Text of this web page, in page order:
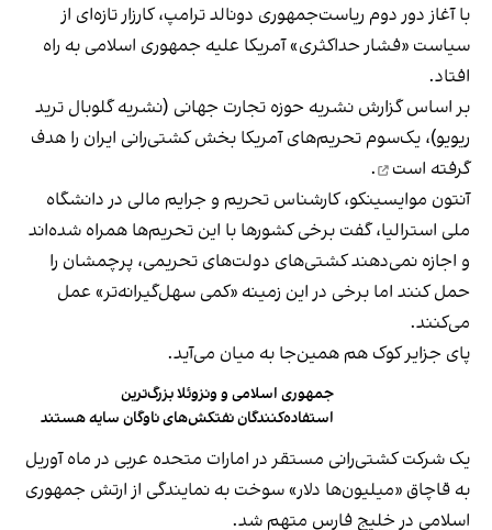
با آغاز دور دوم ریاست‌جمهوری دونالد ترامپ، کارزار تازه‌ای از
سیاست «فشار حداکثری»آمریکا علیه جمهوری اسلامی به راه
افتاد.
بر اساس گزارش نشریه حوزه تجارت جهانی (نشریه گلوبال ترید
ریویو)، یک‌سوم تحریم‌های آمریکا بخش کشتی‌رانی ایران را هدف
گرفته است
.
آنتون موایسینکو، کارشناس تحریم و جرایم مالی در دانشگاه
ملی استرالیا، گفت برخی کشورها با این تحریم‌ها همراه شده‌اند
و اجازه نمی‌دهند کشتی‌های دولت‌های تحریمی، پرچمشان را
حمل کنند اما برخی در این زمینه «کمی سهل‌گیرانه‌تر» عمل
می‌کنند.
پای جزایر کوک هم همین‌جا به میان می‌آید.
جمهوری اسلامی و ونزوئلا بزرگ‌ترین
استفاده‌کنندگان نفتکش‌های ناوگان سایه هستند
یک شرکت کشتی‌رانی مستقر در امارات متحده عربی در ماه آوریل
به قاچاق «میلیون‌ها دلار» سوخت به نمایندگی از ارتش جمهوری
اسلامی در خلیج فارس متهم شد.